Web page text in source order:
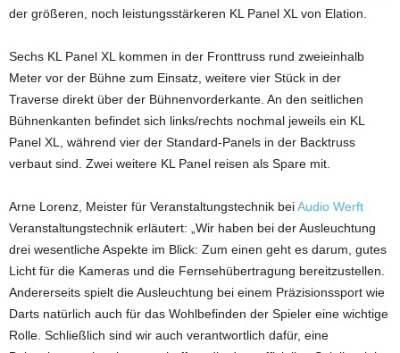
der größeren, noch leistungsstärkeren KL Panel XL von Elation.
Sechs KL Panel XL kommen in der Fronttruss rund zweieinhalb
Meter vor der Bühne zum Einsatz, weitere vier Stück in der
Traverse direkt über der Bühnenvorderkante. An den seitlichen
Bühnenkanten befindet sich links/rechts nochmal jeweils ein KL
Panel XL, während vier der Standard-Panels in der Backtruss
verbaut sind. Zwei weitere KL Panel reisen als Spare mit.
Arne Lorenz, Meister für Veranstaltungstechnik beiAudio Werft
Veranstaltungstechnik erläutert: „Wir haben bei der Ausleuchtung
drei wesentliche Aspekte im Blick: Zum einen geht es darum, gutes
Licht für die Kameras und die Fernsehübertragung bereitzustellen.
Andererseits spielt die Ausleuchtung bei einem Präzisionssport wie
Darts natürlich auch für das Wohlbefinden der Spieler eine wichtige
Rolle. Schließlich sind wir auch verantwortlich dafür, eine